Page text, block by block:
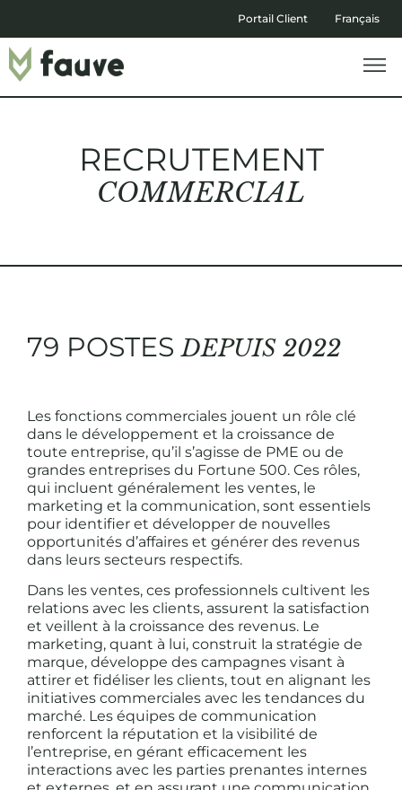
Portail Client Français
RECRUTEMENT
COMMERCIAL
79 POSTESDEPUIS 2022
Les fonctions commerciales jouent un rôle clé
dans le développement et la croissance de
toute entreprise, qu’il s’agisse de PME ou de
grandes entreprises du Fortune 500. Ces rôles,
qui incluent généralement les ventes, le
marketing et la communication, sont essentiels
pour identifier et développer de nouvelles
opportunités d’affaires et générer des revenus
dans leurs secteurs respectifs.
Dans les ventes, ces professionnels cultivent les
relations avec les clients, assurent la satisfaction
et veillent à la croissance des revenus. Le
marketing, quant à lui, construit la stratégie de
marque, développe des campagnes visant à
attirer et fidéliser les clients, tout en alignant les
initiatives commerciales avec les tendances du
marché. Les équipes de communication
renforcent la réputation et la visibilité de
l’entreprise, en gérant efficacement les
interactions avec les parties prenantes internes